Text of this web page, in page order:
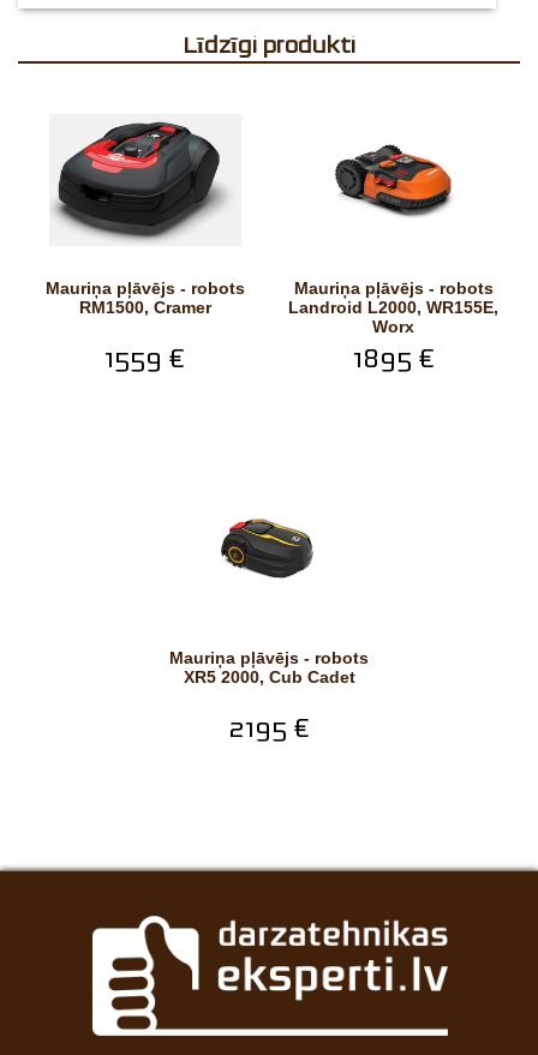
Līdzīgi produkti
Mauriņa pļāvējs - robots
RM1500, Cramer
1559 €
Mauriņa pļāvējs - robots
Landroid L2000, WR155E,
Worx
1895 €
Mauriņa pļāvējs - robots
XR5 2000, Cub Cadet
2195 €